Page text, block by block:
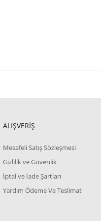
ALIŞVERİŞ
Mesafeli Satış Sözleşmesi
Gizlilik ve Güvenlik
İptal ve İade Şartları
Yardım Ödeme Ve Teslimat